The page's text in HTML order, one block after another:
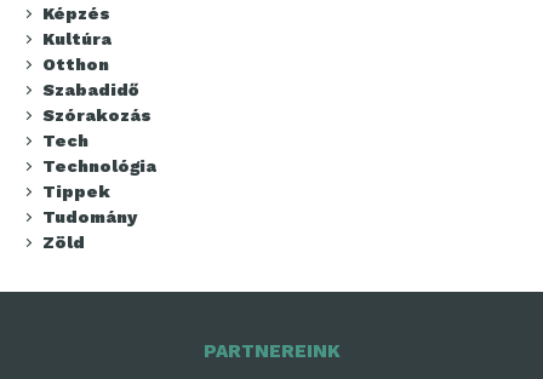
Képzés
Kultúra
Otthon
Szabadidő
Szórakozás
Tech
Technológia
Tippek
Tudomány
Zöld
PARTNEREINK